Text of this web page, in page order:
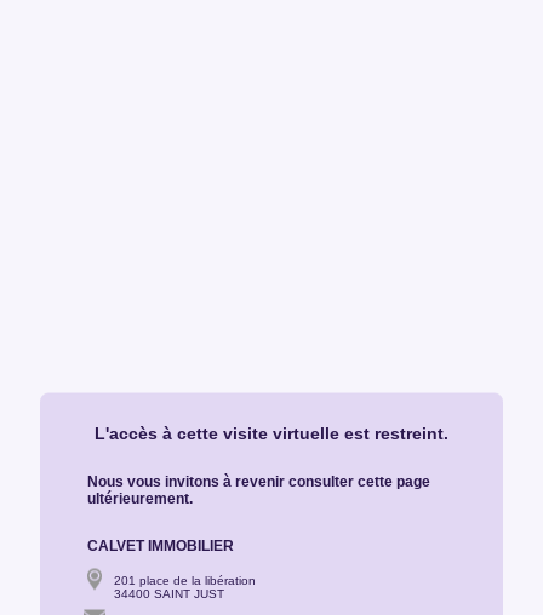
L'accès à cette visite virtuelle est restreint.
Nous vous invitons à revenir consulter cette page
ultérieurement.
CALVET IMMOBILIER
201 place de la libération
34400 SAINT JUST